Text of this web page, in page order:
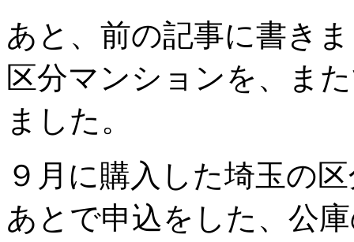
あと、前の記事に書き
区分マンションを、ま
ました。
９月に購入した埼玉の
あとで申込をした、公